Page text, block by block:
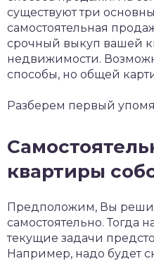
существуют три
самостоятельная
срочный выкуп вашей
недвижимости.
способы, но общей
Разберем первый
квартиры
Предположим, Вы
самостоятельно. Тогда
текущие задачи
Например, надо будет